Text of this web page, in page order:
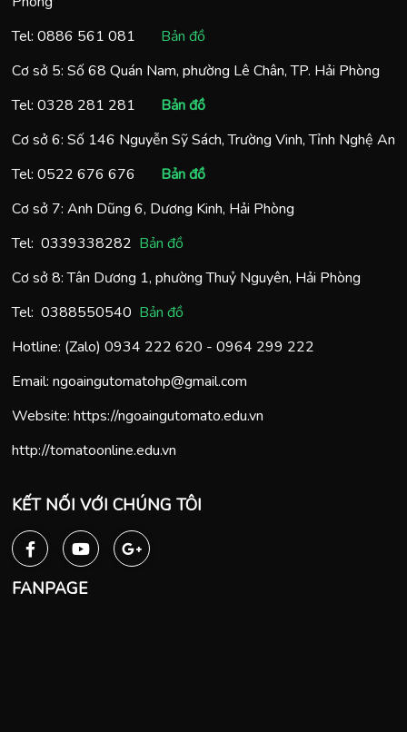
Tel: 0886 561 081
Bản đồ
Cơ sở 5: Số 68 Quán Nam, phường Lê Chân, TP. Hải Phòng
Tel: 0328 281 281
Bản đồ
Cơ sở 6: Số 146 Nguyễn Sỹ Sách, Trường Vinh, Tỉnh Nghệ An
Tel: 0522 676 676
Bản đồ
Cơ sở 7: Anh Dũng 6, Dương Kinh, Hải Phòng
Tel: 0339338282 Bản đồ
Cơ sở 8: Tân Dương 1, phường Thuỷ Nguyên, Hải Phòng
Tel: 0388550540 Bản đồ
Hotline: (Zalo) 0934 222 620 - 0964 299 222
Email: ngoaingutomatohp@gmail.com
Website: https://ngoaingutomato.edu.vn
http://tomatoonline.edu.vn
KẾT NỐI VỚI CHÚNG TÔI
FANPAGE